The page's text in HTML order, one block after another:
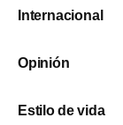
Internacional
Opinión
Estilo de vida